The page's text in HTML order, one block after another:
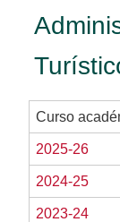
Curso
2025-26
2024-25
2023-24